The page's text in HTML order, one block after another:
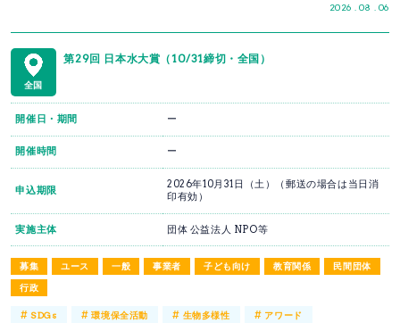
2026 . 08 . 06
全国
第29回 日本水大賞（10/31締切・全国）
募集 ユース 一般 事業者 子ども向け 教育関係
民間団体
行政
開催日・期間 ー
開催時間 ー
申込期限
2026年10月31日（土）（郵送の場合は当日消
印有効）
実施主体 団体 公益法人 NPO等
#SDGs #環境保全活動 # 生物多様性 # アワード